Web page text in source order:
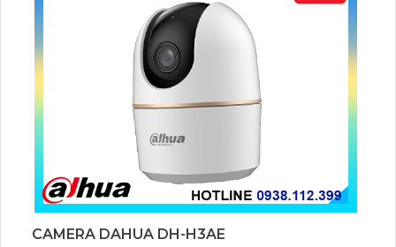
CAMERA DAHUA DH-H3AE